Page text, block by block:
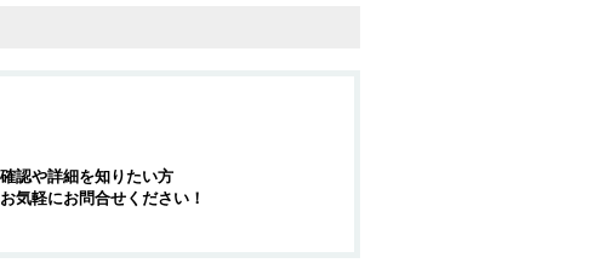
認や詳細を知りたい方
気軽にお問合せください！